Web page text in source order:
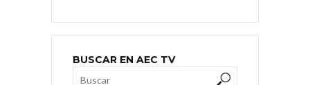
BUSCAR EN AEC TV